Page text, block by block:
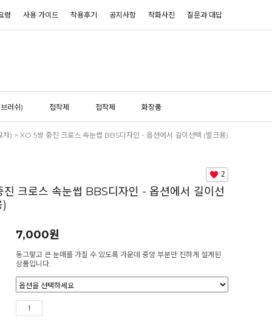
령 사용 가이드 착용후기 공지사항 착화사진 질문과 대답
러쉬) 접착제 접착제 화장품
차) > XO 5쌍 중진 크로스 속눈썹 BBS디자인 - 옵션에서 길이선택 (벌크용)
2
크로스 속눈썹 BBS디자인 - 옵션에서 길이선
7,000원
동그랗고 큰 눈매를 가질 수 있도록 가운데 중앙 부분만 진하게 설계된
상품입니다.